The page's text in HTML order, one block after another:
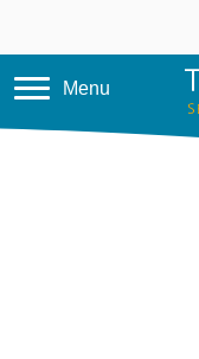
Menu